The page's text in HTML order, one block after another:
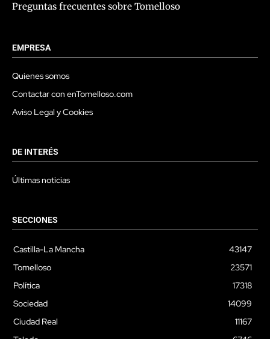
Preguntas frecuentes sobre Tomelloso
EMPRESA
Quienes somos
Contactar con enTomelloso.com
Aviso Legal y Cookies
DE INTERÉS
Últimas noticias
SECCIONES
Castilla-La Mancha
43147
Tomelloso
23571
Política
17318
Sociedad
14099
Ciudad Real
11167